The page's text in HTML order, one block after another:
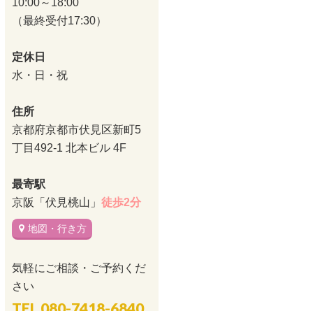
10:00～18:00
（最終受付17:30）
定休日
水・日・祝
住所
京都府京都市伏見区新町5
丁目492-1 北本ビル 4F
最寄駅
京阪「伏見桃山」 徒歩2分
地図・行き方
気軽にご相談・ご予約くだ
さい